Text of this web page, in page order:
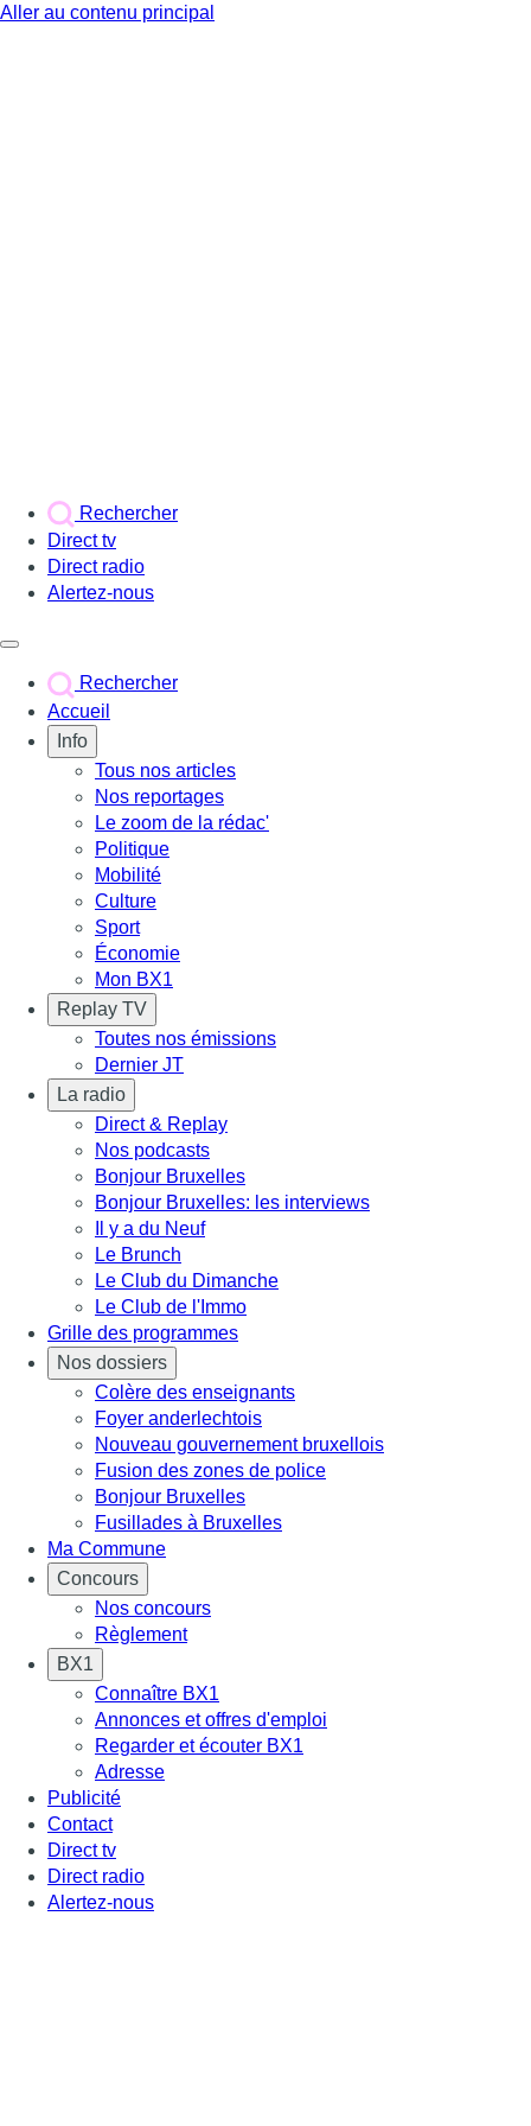
Aller au contenu principal
Rechercher
Direct tv
Direct radio
Alertez-nous
Rechercher
Accueil
Info
Tous nos articles
Nos reportages
Le zoom de la rédac'
Politique
Mobilité
Culture
Sport
Économie
Mon BX1
Replay TV
Toutes nos émissions
Dernier JT
La radio
Direct & Replay
Nos podcasts
Bonjour Bruxelles
Bonjour Bruxelles: les interviews
Il y a du Neuf
Le Brunch
Le Club du Dimanche
Le Club de l'Immo
Grille des programmes
Nos dossiers
Colère des enseignants
Foyer anderlechtois
Nouveau gouvernement bruxellois
Fusion des zones de police
Bonjour Bruxelles
Fusillades à Bruxelles
Ma Commune
Concours
Nos concours
Règlement
BX1
Connaître BX1
Annonces et offres d'emploi
Regarder et écouter BX1
Adresse
Publicité
Contact
Direct tv
Direct radio
Alertez-nous